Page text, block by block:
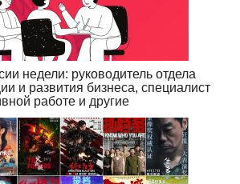
недели: руководитель отдела
и развития бизнеса, специалист
работе и другие